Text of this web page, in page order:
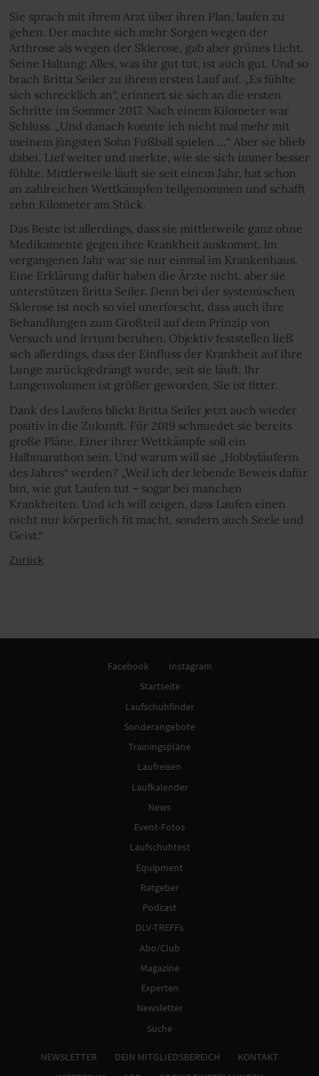
Sie sprach mit ihrem Arzt über ihren Plan, laufen zu
gehen. Der machte sich mehr Sorgen wegen der
Arthrose als wegen der Sklerose, gab aber grünes Licht.
Seine Haltung: Alles, was ihr gut tut, ist auch gut. Und so
brach Britta Seiler zu ihrem ersten Lauf auf. „Es fühlte
sich schrecklich an“, erinnert sie sich an die ersten
Schritte im Sommer 2017. Nach einem Kilometer war
Schluss. „Und danach konnte ich nicht mal mehr mit
meinem jüngsten Sohn Fußball spielen …“ Aber sie blieb
dabei. Lief weiter und merkte, wie sie sich immer besser
fühlte. Mittlerweile läuft sie seit einem Jahr, hat schon
an zahlreichen Wettkämpfen teilgenommen und schafft
zehn Kilometer am Stück.
Das Beste ist allerdings, dass sie mittlerweile ganz ohne
Medikamente gegen ihre Krankheit auskommt. Im
vergangenen Jahr war sie nur einmal im Krankenhaus.
Eine Erklärung dafür haben die Ärzte nicht, aber sie
unterstützen Britta Seiler. Denn bei der systemischen
Sklerose ist noch so viel unerforscht, dass auch ihre
Behandlungen zum Großteil auf dem Prinzip von
Versuch und Irrtum beruhen. Objektiv feststellen ließ
sich allerdings, dass der Einfluss der Krankheit auf ihre
Lunge zurückgedrängt wurde, seit sie läuft. Ihr
Lungenvolumen ist größer geworden. Sie ist fitter.
Dank des Laufens blickt Britta Seiler jetzt auch wieder
positiv in die Zukunft. Für 2019 schmiedet sie bereits
große Pläne. Einer ihrer Wettkämpfe soll ein
Halbmarathon sein. Und warum will sie „Hobbyläuferin
des Jahres“ werden? „Weil ich der lebende Beweis dafür
bin, wie gut Laufen tut – sogar bei manchen
Krankheiten. Und ich will zeigen, dass Laufen einen
nicht nur körperlich fit macht, sondern auch Seele und
Geist.“
Zurück
Facebook
Instagram
Startseite
Laufschuhfinder
Sonderangebote
Trainingspläne
Laufreisen
Laufkalender
News
Event-Fotos
Laufschuhtest
Equipment
Ratgeber
Podcast
DLV-TREFFs
Abo/Club
Magazine
Experten
Newsletter
Suche
NEWSLETTER DEIN MITGLIEDSBEREICH
KONTAKT